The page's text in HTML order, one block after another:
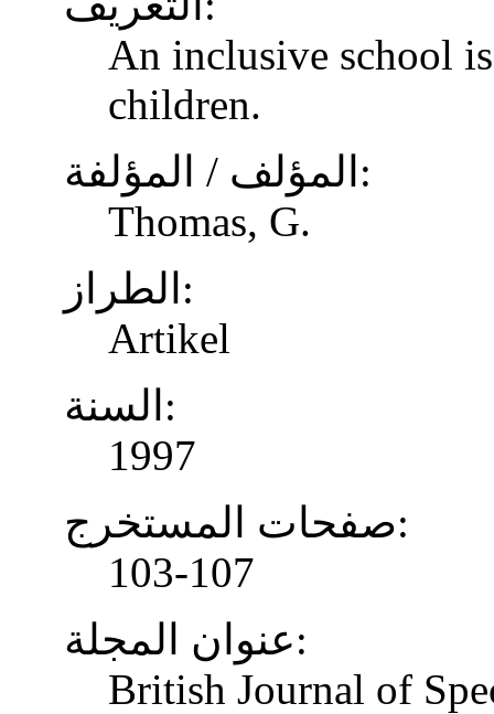
An inclusive school
children.
المؤلف / المؤلفة:
Thomas, G.
الطراز:
Artikel
السنة:
1997
صفحات المستخرج:
103-107
عنوان المجلة:
British Journal of